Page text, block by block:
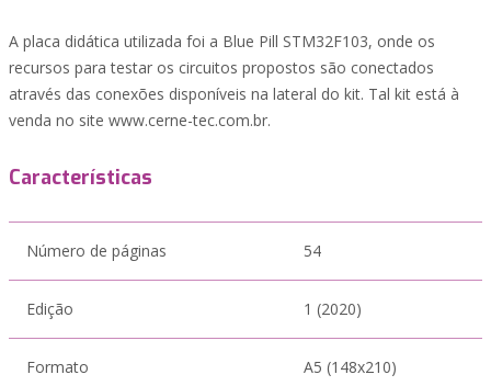
A placa didática utilizada foi a Blue Pill STM32F103, onde os
recursos para testar os circuitos propostos são conectados
através das conexões disponíveis na lateral do kit. Tal kit está à
venda no site www.cerne-tec.com.br.
Características
Número de páginas 54
Edição 1 (2020)
Formato A5 (148x210)